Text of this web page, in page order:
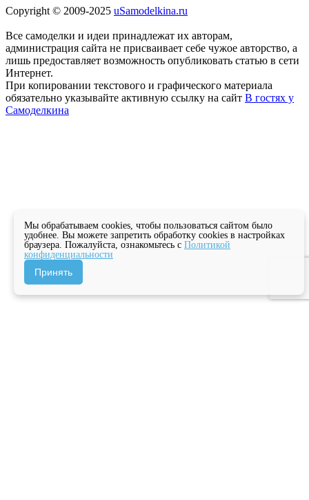
Copyright © 2009-2025 uSamodelkina.ru
Все самоделки и идеи принадлежат их авторам,
администрация сайта не присваивает себе чужое авторство, а
лишь предоставляет возможность опубликовать статью в сети
Интернет.
При копировании текстового и графического материала
обязательно указывайте активную ссылку на сайт В гостях у
Самоделкина
Мы обрабатываем cookies, чтобы пользоваться сайтом было
удобнее. Вы можете запретить обработку cookies в настройках
браузера. Пожалуйста, ознакомьтесь с Политикой
конфиденциальности
Принять